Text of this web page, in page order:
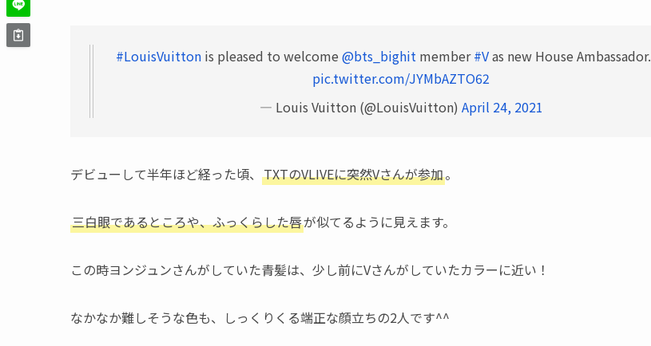
#LouisVuittonis pleased to welcome @bts_bighitmember#Vas new House Ambassador.
pic.twitter.com/JYMbAZTO62
— Louis Vuitton (@LouisVuitton) April 24, 2021
デビューして半年ほど経った頃、 TXTのVLIVEに突然Vさんが参加。
三白眼であるところや、ふっくらした唇が似てるように見えます。
この時ヨンジュンさんがしていた青髪は、少し前にVさんがしていたカラーに近い！
なかなか難しそうな色も、しっくりくる端正な顔立ちの2人です^^